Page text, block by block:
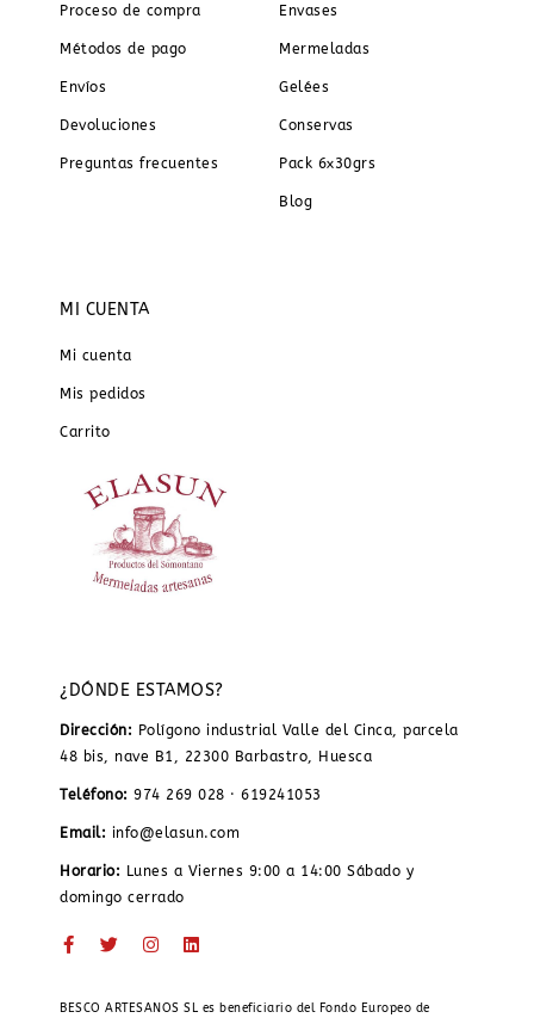
Proceso de compra
Métodos de pago
Envíos
Devoluciones
Preguntas frecuentes
Envases
Mermeladas
Gelées
Conservas
Pack 6x30grs
Blog
MI CUENTA
Mi cuenta
Mis pedidos
Carrito
¿DÓNDE ESTAMOS?
Dirección: Polígono industrial Valle del Cinca, parcela
48 bis, nave B1, 22300 Barbastro, Huesca
Teléfono: 974 269 028 · 619241053
Email: info@elasun.com
Horario: Lunes a Viernes 9:00 a 14:00 Sábado y
domingo cerrado
BESCO ARTESANOS SL es beneficiario del Fondo Europeo de